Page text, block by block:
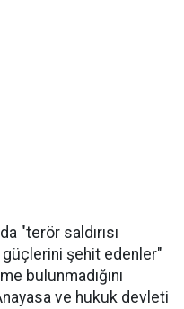
"terör saldırısı
şehit edenler"
bulunmadığını
ve hukuk devleti